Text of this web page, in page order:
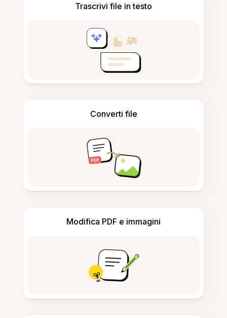
Trascrivi file in testo
Converti file
Modifica PDF e immagini